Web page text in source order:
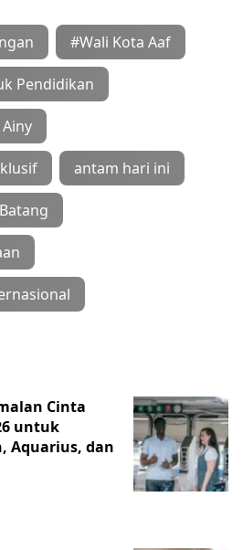
#Wali Kota Aaf
Pendidikan
antam hari ini
Cinta
untuk
Aquarius, dan